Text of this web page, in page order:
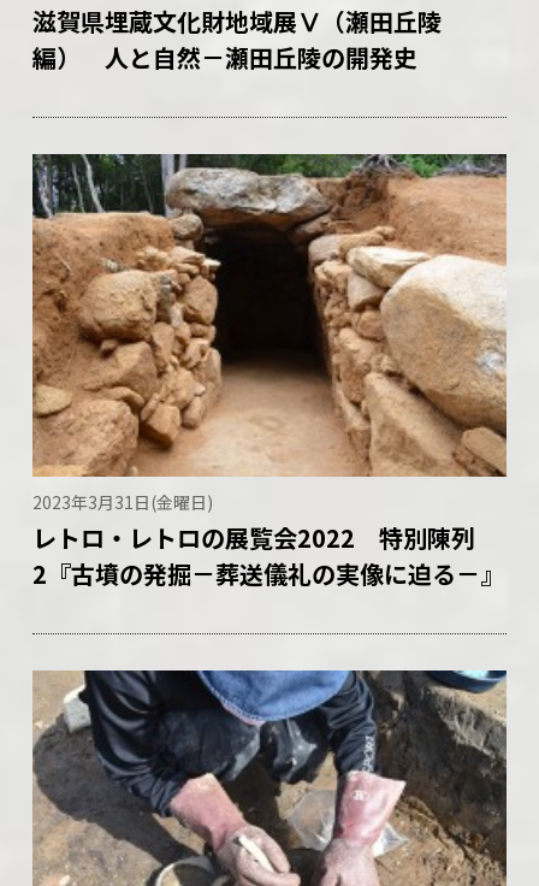
滋賀県埋蔵文化財地域展Ⅴ（瀬田丘陵
編） 人と自然－瀬田丘陵の開発史
2023年3月31日(金曜日)
レトロ・レトロの展覧会2022 特別陳列
2『古墳の発掘－葬送儀礼の実像に迫る－』